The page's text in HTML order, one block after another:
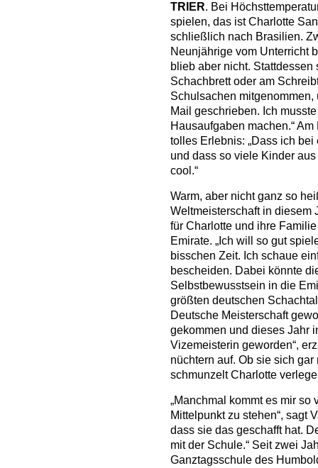
TRIER. Bei
spielen, das ist Charlotte
schließlich nach Brasilien.
Neunjährige vom Unterricht
blieb aber nicht.
Schachbrett oder am
Schulsachen
Mail geschrieben. Ich
Hausaufgaben machen.“
tolles Erlebnis: „Dass ich
und dass so viele Kinder
cool.“
Warm, aber nicht ganz so
Weltmeisterschaft in diesem
für Charlotte und ihre
Emirate. „Ich will so gut
bisschen Zeit. Ich schaue
bescheiden. Dabei könnte
Selbstbewusstsein in die
größten deutschen
Deutsche Meisterschaft
gekommen und dieses Jahr
Vizemeisterin geworden“,
nüchtern auf. Ob sie sich gar
schmunzelt Charlotte
„Manchmal kommt es mir so
Mittelpunkt zu stehen“, sagt
dass sie das geschafft hat.
mit der Schule.“ Seit zwei
Ganztagsschule des